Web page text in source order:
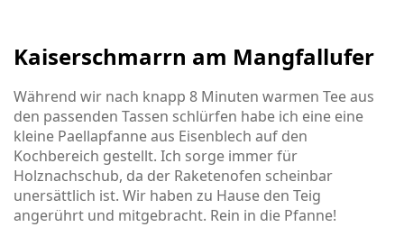
Kaiserschmarrn am Mangfallufer
Während wir nach knapp 8 Minuten warmen Tee aus
den passenden Tassen schlürfen habe ich eine eine
kleine Paellapfanne aus Eisenblech auf den
Kochbereich gestellt. Ich sorge immer für
Holznachschub, da der Raketenofen scheinbar
unersättlich ist. Wir haben zu Hause den Teig
angerührt und mitgebracht. Rein in die Pfanne!